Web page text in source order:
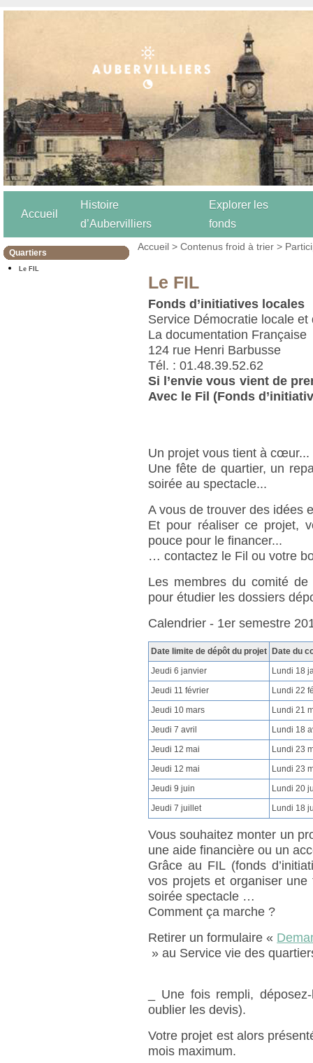
Accueil
Histoire
d’Aubervilliers
Explorer les
fonds
Quartiers
Le FIL
Accueil >Contenus froid à trier >
Le FIL
Fonds d’initiatives locales
Service Démocratie locale
La documentation Française
124 rue Henri Barbusse
Tél. : 01.48.39.52.62
Si l’envie vous vient de
Avec le Fil (Fonds
Un projet vous tient à cœur...
Une fête de quartier, un
soirée au spectacle...
A vous de trouver des idées
Et pour réaliser ce projet,
pouce pour le financer...
… contactez le Fil ou votre
Les membres du comité
pour étudier les dossiers
Calendrier - 1er semestre
Date limite de dépôt du projet
Date du
Jeudi 6 janvier
Lundi 18
Jeudi 11 février
Lundi 22
Jeudi 10 mars
Lundi 21
Jeudi 7 avril
Lundi 18
Jeudi 12 mai
Lundi 23
Jeudi 12 mai
Lundi 23
Jeudi 9 juin
Lundi 20
Jeudi 7 juillet
Lundi 18
Vous souhaitez monter un
une aide financière ou un
Grâce au FIL (fonds
vos projets et organiser
soirée spectacle …
Comment ça marche ?
Retirer un formulaire «
» au Service vie des
_ Une fois rempli,
oublier les devis).
Votre projet est alors
mois maximum.